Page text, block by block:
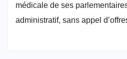
médicale de ses
administratif, sans appel